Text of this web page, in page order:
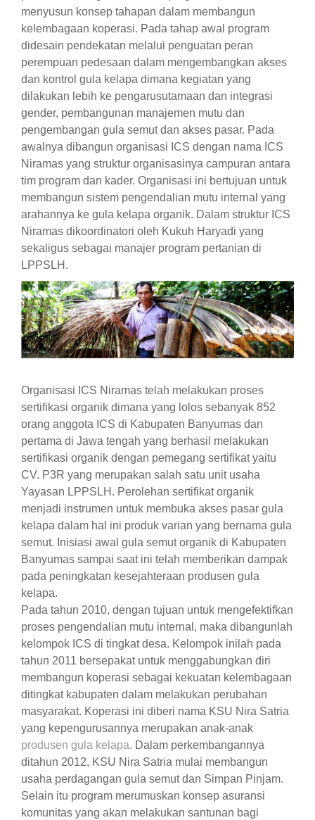
menyusun konsep tahapan dalam membangun
kelembagaan koperasi. Pada tahap awal program
didesain pendekatan melalui penguatan peran
perempuan pedesaan dalam mengembangkan akses
dan kontrol gula kelapa dimana kegiatan yang
dilakukan lebih ke pengarusutamaan dan integrasi
gender, pembangunan manajemen mutu dan
pengembangan gula semut dan akses pasar. Pada
awalnya dibangun organisasi ICS dengan nama ICS
Niramas yang struktur organisasinya campuran antara
tim program dan kader. Organisasi ini bertujuan untuk
membangun sistem pengendalian mutu internal yang
arahannya ke gula kelapa organik. Dalam struktur ICS
Niramas dikoordinatori oleh Kukuh Haryadi yang
sekaligus sebagai manajer program pertanian di
LPPSLH.
Organisasi ICS Niramas telah melakukan proses
sertifikasi organik dimana yang lolos sebanyak 852
orang anggota ICS di Kabupaten Banyumas dan
pertama di Jawa tengah yang berhasil melakukan
sertifikasi organik dengan pemegang sertifikat yaitu
CV. P3R yang merupakan salah satu unit usaha
Yayasan LPPSLH. Perolehan sertifikat organik
menjadi instrumen untuk membuka akses pasar gula
kelapa dalam hal ini produk varian yang bernama gula
semut. Inisiasi awal gula semut organik di Kabupaten
Banyumas sampai saat ini telah memberikan dampak
pada peningkatan kesejahteraan produsen gula
kelapa.
Pada tahun 2010, dengan tujuan untuk mengefektifkan
proses pengendalian mutu internal, maka dibangunlah
kelompok ICS di tingkat desa. Kelompok inilah pada
tahun 2011 bersepakat untuk menggabungkan diri
membangun koperasi sebagai kekuatan kelembagaan
ditingkat kabupaten dalam melakukan perubahan
masyarakat. Koperasi ini diberi nama KSU Nira Satria
yang kepengurusannya merupakan anak-anak
produsen gula kelapa. Dalam perkembangannya
ditahun 2012, KSU Nira Satria mulai membangun
usaha perdagangan gula semut dan Simpan Pinjam.
Selain itu program merumuskan konsep asuransi
komunitas yang akan melakukan santunan bagi